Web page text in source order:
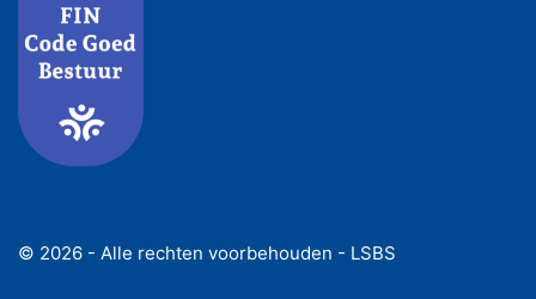
© 2026 - Alle rechten voorbehouden - LSBS